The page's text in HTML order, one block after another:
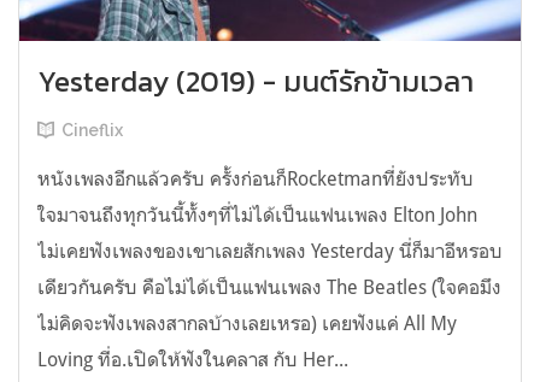
Yesterday (2019) - มนต์รักข้ามเวลา
Cineflix
หนังเพลงอีกแล้วครับ ครั้งก่อนก็Rocketmanที่ยังประทับ
ใจมาจนถึงทุกวันนี้ทั้งๆที่ไม่ได้เป็นแฟนเพลง Elton John
ไม่เคยฟังเพลงของเขาเลยสักเพลง Yesterday นี่ก็มาอีหรอบ
เดียวกันครับ คือไม่ได้เป็นแฟนเพลง The Beatles (ใจคอมึง
ไม่คิดจะฟังเพลงสากลบ้างเลยเหรอ) เคยฟังแค่ All My
Loving ที่อ.เปิดให้ฟังในคลาส กับ Her...